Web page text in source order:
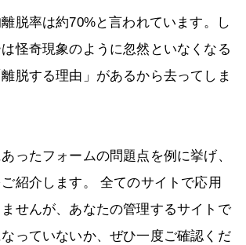
脱率は約70%と言われています。し
怪奇現象のように忽然といなくなる
脱する理由」があるから去ってしま
ったフォームの問題点を例に挙げ、
紹介します。 全てのサイトで応用
せんが、あなたの管理するサイトで
っていないか、ぜひ一度ご確認くだ